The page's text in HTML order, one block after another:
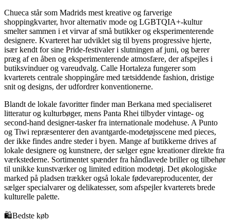
Chueca står som Madrids mest kreative og farverige
shoppingkvarter, hvor alternativ mode og LGBTQIA+-kultur
smelter sammen i et virvar af små butikker og eksperimenterende
designere. Kvarteret har udviklet sig til byens progressive hjerte,
især kendt for sine Pride-festivaler i slutningen af juni, og bærer
præg af en åben og eksperimenterende atmosfære, der afspejles i
butiksvinduer og vareudvalg. Calle Hortaleza fungerer som
kvarterets centrale shoppingåre med tætsiddende fashion, dristige
snit og designs, der udfordrer konventionerne.
Blandt de lokale favoritter finder man Berkana med specialiseret
litteratur og kulturbøger, mens Panta Rhei tilbyder vintage- og
second-hand designer-tasker fra internationale modehuse. A Punto
og Tiwi repræsenterer den avantgarde-modetøjsscene med pieces,
der ikke findes andre steder i byen. Mange af butikkerne drives af
lokale designere og kunstnere, der sælger egne kreationer direkte fra
værkstederne. Sortimentet spænder fra håndlavede briller og tilbehør
til unikke kunstværker og limited edition modetøj. Det økologiske
marked på pladsen trækker også lokale fødevareproducenter, der
sælger specialvarer og delikatesser, som afspejler kvarterets brede
kulturelle palette.
🛍️Bedste køb